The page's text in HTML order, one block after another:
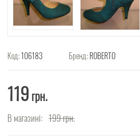
Код:106183 Бренд:ROBERTO
119грн.
В магазині: 199грн.